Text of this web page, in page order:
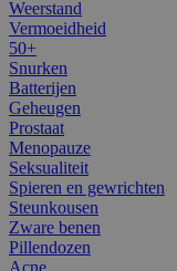
Weerstand
Vermoeidheid
50+
Snurken
Batterijen
Geheugen
Prostaat
Menopauze
Seksualiteit
Spieren en gewrichten
Steunkousen
Zware benen
Pillendozen
Acne